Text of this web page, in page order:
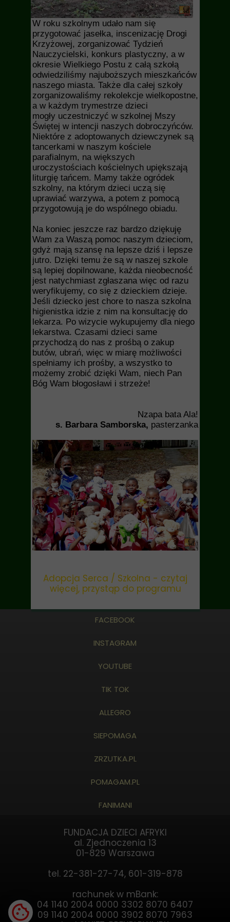
W roku szkolnym udało nam się
przygotować jasełka, inscenizację Drogi
Krzyżowej, zorganizować Tydzień
Nauczycielski, konkurs plastyczny, a w
okresie Wielkiego Postu z całą szkołą
odwiedziliśmy najuboższych mieszkańców
naszego miasta. Także dla całej szkoły
zorganizowaliśmy rekolekcje wielkopostne,
a w każdym trymestrze dzieci
mogły uczestniczyć w szkolnej Mszy
Świętej w intencji naszych dobroczyńców.
Niektóre z adoptowanych dziewczynek są
tancerkami w naszym kościele
parafialnym, na większych
uroczystościach kościelnych upiększają
liturgię tańcem. Mamy także ogródek
szkolny, na którym dzieci uczą się
uprawiać warzywa, a potem z pomocą
przygotowują je do wspólnego obiadu.
Na koniec jeszcze raz bardzo dziękuję
Wam za Waszą pomoc naszym dzieciom,
gdyż mają szansę na lepsze dziś i lepsze
jutro. Dzięki temu że są w naszej szkole
są lepiej dopilnowane, każda nieobecność
jest natychmiast zgłaszana więc od razu
weryfikujemy, co się z dzieckiem dzieje.
Jeśli dziecko jest chore to nasza szkolna
higienistka idzie z nim na konsultację do
lekarza. Po wizycie wykupujemy dla niego
lekarstwa. Czasami dzieci same
przychodzą do nas z prośbą o zakup
butów, ubrań, więc w miarę możliwości
spełniamy ich prośby, a wszystko to
możemy zrobić dzięki Wam, niech Pan
Bóg Wam błogosławi i strzeże!
Nzapa bata Ala!
s. Barbara Samborska, pasterzanka
Adopcja Serca / Szkolna - czytaj
więcej, przystąp do programu
FACEBOOK
INSTAGRAM
YOUTUBE
TIK TOK
ALLEGRO
SIEPOMAGA
ZRZUTKA.PL
POMAGAM.PL
FANIMANI
FUNDACJA DZIECI AFRYKI
al. Zjednoczenia 13
01-829 Warszawa
tel. 22-381-27-74, 601-319-878
rachunek w mBank:
04 1140 2004 0000 3302 8070 6407
09 1140 2004 0000 3902 8070 7963